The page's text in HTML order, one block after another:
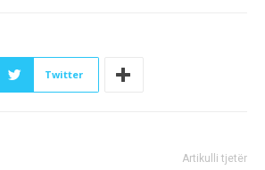
Twitter
Artikulli tjetër